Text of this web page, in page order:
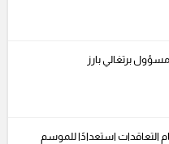
برتغالي بارز
التعاقدات استعدادًا للموسم